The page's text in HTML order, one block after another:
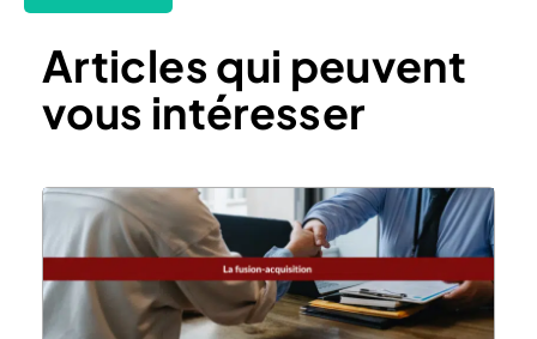
Articles qui peuvent
vous intéresser